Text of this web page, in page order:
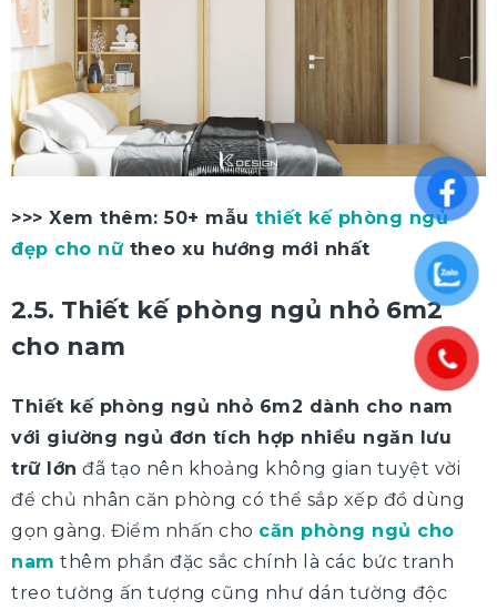
>>> Xem thêm: 50+ mẫu thiết kế phòng ngủ
đẹp cho nữtheo xu hướng mới nhất
2.5. Thiết kế phòng ngủ nhỏ 6m2
cho nam
Thiết kế phòng ngủ nhỏ 6m2 dành cho nam
với giường ngủ đơn tích hợp nhiều ngăn lưu
trữ lớn đã tạo nên khoảng không gian tuyệt vời
để chủ nhân căn phòng có thể sắp xếp đồ dùng
gọn gàng. Điểm nhấn cho căn phòng ngủ cho
nam thêm phần đặc sắc chính là các bức tranh
treo tường ấn tượng cũng như dán tường độc